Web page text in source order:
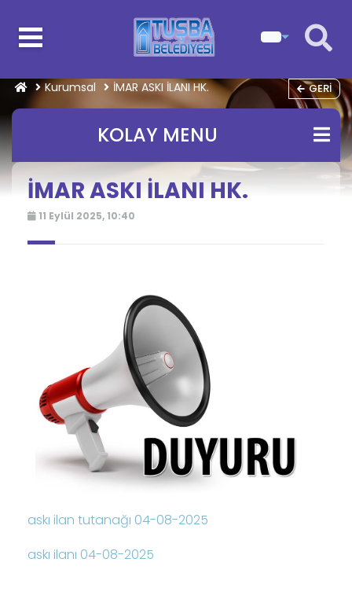
Kurumsal İMAR ASKI İLANI HK. GERI
KOLAY MENU
İMAR ASKI İLANI HK.
11 Eylül 2025, 10:40
askı ilan tutanağı 04-08-2025
askı ilanı 04-08-2025